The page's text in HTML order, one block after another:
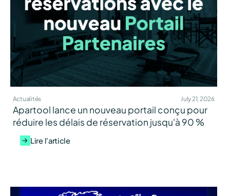
Actualités July 21, 2026
Apartool lance un nouveau portail conçu pour
réduire les délais de réservation jusqu'à 90 %
Lire l'article